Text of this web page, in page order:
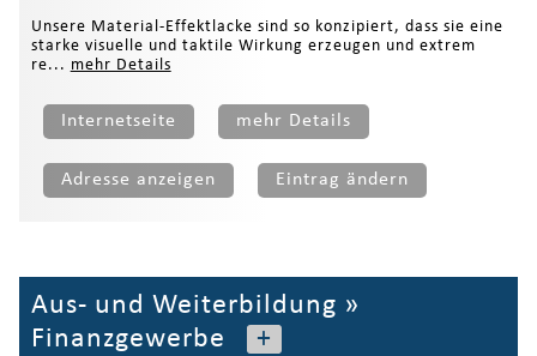
Unsere Material-Effektlacke sind so konzipiert, dass sie eine
starke visuelle und taktile Wirkung erzeugen und extrem
re... mehr Details
Internetseite mehr Details
Adresse anzeigen Eintrag ändern
Aus- und Weiterbildung »
Finanzgewerbe
+